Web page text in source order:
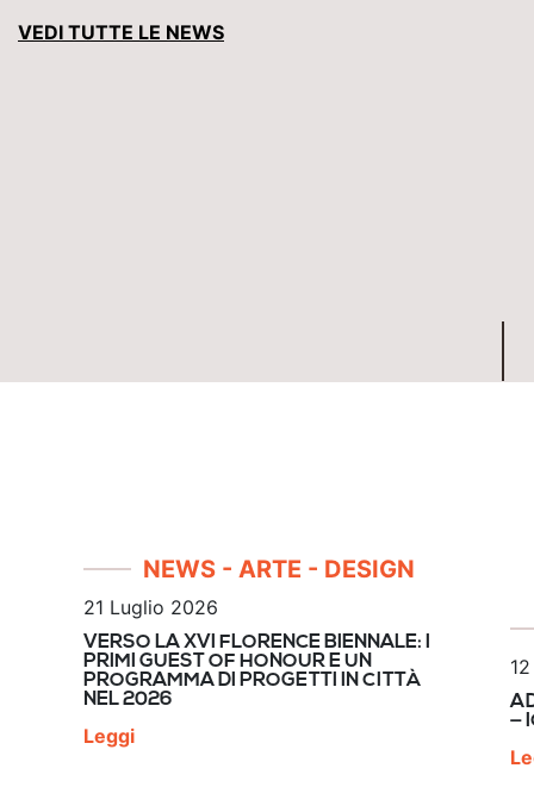
VEDI TUTTE LE NEWS
NEWS - ARTE - DESIGN
21 Luglio 2026
VERSO LA XVI FLORENCE BIENNALE: I
PRIMI GUEST OF HONOUR E UN
PROGRAMMA DI PROGETTI IN CITTÀ
NEL 2026
Leggi
—